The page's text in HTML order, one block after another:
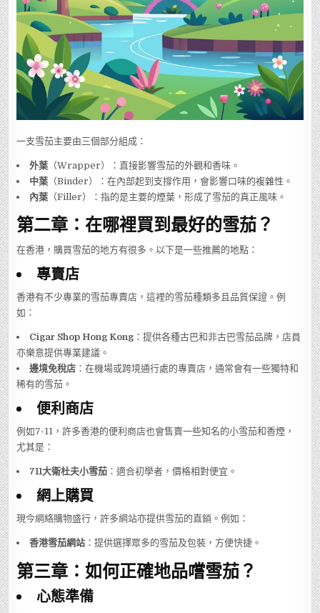
一支雪茄主要由三個部分組成：
外葉 （Wrapper）：直接影響雪茄的外觀和香味。
中葉 （Binder）：在內部起到支撐作用，會影響口味的複雜性。
內葉 （Filler）：指的是主要的煙葉，形成了雪茄的真正風味。
第二章：在哪裡買到最好的雪茄？
在香港，購買雪茄的地方有很多。以下是一些推薦的地點：
專賣店
香港有不少專業的雪茄專賣店，這裡的雪茄種類多且品質保證。例
如：
Cigar Shop Hong Kong ：提供各種古巴和非古巴雪茄品牌，店員
亦樂意提供專業建議。
邊境免稅店 ：在機場或跨境通行處的專賣店，通常會有一些獨特和
稀有的雪茄。
便利商店
例如7-11，許多香港的便利商店也會售賣一些知名的小雪茄和香煙，
尤其是：
711大衛杜夫小雪茄 ：適合初學者，價格相對便宜。
網上購買
現今網絡購物盛行，許多網站亦提供雪茄的直銷。例如：
香港雪茄網站 ：提供選擇眾多的雪茄及包裝，方便快捷。
第三章：如何正確地品嚐雪茄？
心態準備